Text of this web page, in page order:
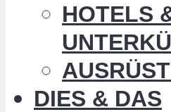
HOTELS
DIES & DAS